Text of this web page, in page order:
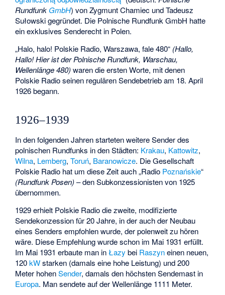
Rundfunk GmbH) von Zygmunt Chamiec und Tadeusz
Sułowski gegründet. Die Polnische Rundfunk GmbH hatte
ein exklusives Senderecht in Polen.
„Halo, halo! Polskie Radio, Warszawa, fale 480“ (Hallo,
Hallo! Hier ist der Polnische Rundfunk, Warschau,
Wellenlänge 480)waren die ersten Worte, mit denen
Polskie Radio seinen regulären Sendebetrieb am 18. April
1926 begann.
1926–1939
In den folgenden Jahren starteten weitere Sender des
polnischen Rundfunks in den Städten: Krakau, Kattowitz,
Wilna, Lemberg,Toruń, Baranowicze. Die Gesellschaft
Polskie Radio hat um diese Zeit auch „Radio Poznańskie“
(Rundfunk Posen)– den Subkonzessionisten von 1925
übernommen.
1929 erhielt Polskie Radio die zweite, modifizierte
Sendekonzession für 20 Jahre, in der auch der Neubau
eines Senders empfohlen wurde, der polenweit zu hören
wäre. Diese Empfehlung wurde schon im Mai 1931 erfüllt.
Im Mai 1931 erbaute man inŁazy bei Raszyneinen neuen,
120kWstarken (damals eine hohe Leistung) und 200
Meter hohenSender, damals den höchsten Sendemast in
Europa. Man sendete auf der Wellenlänge 1111 Meter.